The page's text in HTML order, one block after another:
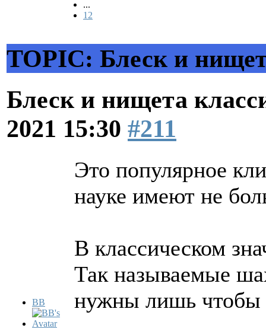
...
12
TOPIC: Блеск и
Блеск и нищета
2021 15:30 #211
BB
Это популярное
науке имеют не
В классическом
Так называемые
нужны лишь чтобы